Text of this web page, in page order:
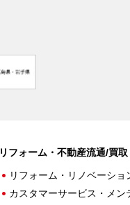
リフォーム・不動産流通/買取
リフォーム・リノベーショ
カスタマーサービス・メン